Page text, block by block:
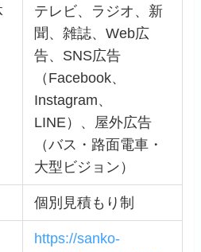
テレビ、ラジオ、新
聞、雑誌、Web広
告、SNS広告
（Facebook、
Instagram、
LINE）、屋外広告
（バス・路面電車・
大型ビジョン）
個別見積もり制
https://sanko-